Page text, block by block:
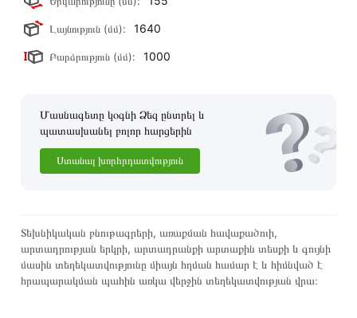
Լայնություն (մմ): 1640
Բարձրություն (մմ): 1000
Մասնագետը կօգնի Ձեզ ընտրել և
պատասխանել բոլոր հարցերին
Ստանալ խորհրդատվություն
Տեխնիկական բնութագրերի, առաքման հավաքածուի,
արտադրության երկրի, արտադրանքի արտաքին տեսքի և գույնի
մասին տեղեկատվությունը միայն հղման համար է և հիմնված է
հրապարակման պահին առկա վերջին տեղեկատվության վրա։